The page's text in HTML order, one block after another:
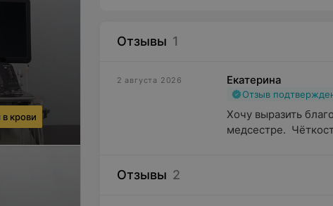
Отзывы 1
2 августа 2026 Екатерина
Отзыв
Хочу выразить
медсестре.
Отзывы 2
крови